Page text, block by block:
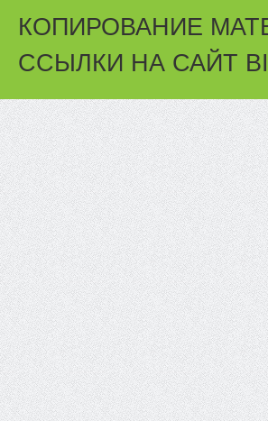
КОПИРОВАНИЕ
ССЫЛКИ НА САЙТ